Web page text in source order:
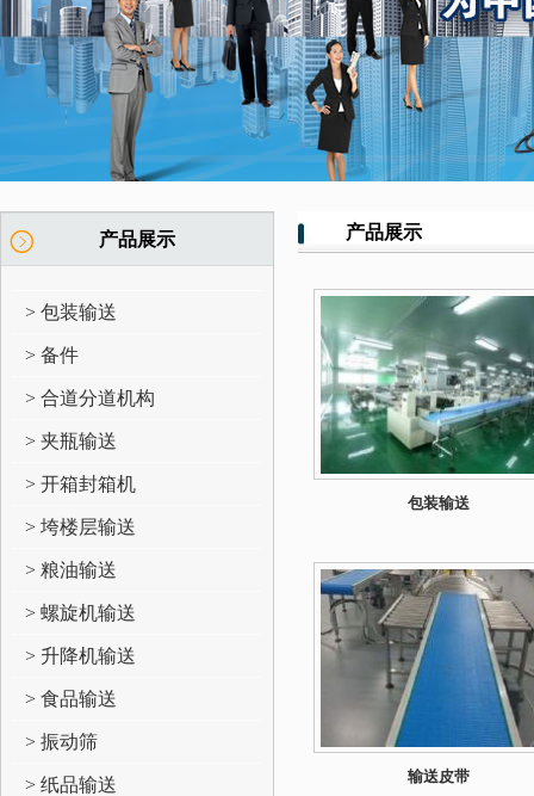
产品展示
> 包装输送
> 备件
> 合道分道机构
> 夹瓶输送
> 开箱封箱机
> 垮楼层输送
> 粮油输送
> 螺旋机输送
> 升降机输送
> 食品输送
> 振动筛
> 纸品输送
产品展示
包装输送
输送皮带